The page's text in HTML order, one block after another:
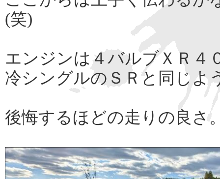
(笑)
エンジンは４バルブＸＲ４
冷シングルのＳＲと同じよ
後悔するほどの走りの良さ